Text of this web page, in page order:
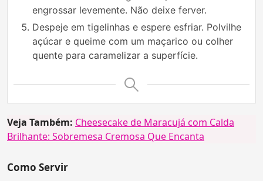
engrossar levemente. Não deixe ferver.
Despeje em tigelinhas e espere esfriar. Polvilhe
açúcar e queime com um maçarico ou colher
quente para caramelizar a superfície.
Veja Também: Cheesecake de Maracujá com Calda
Brilhante: Sobremesa Cremosa Que Encanta
Como Servir